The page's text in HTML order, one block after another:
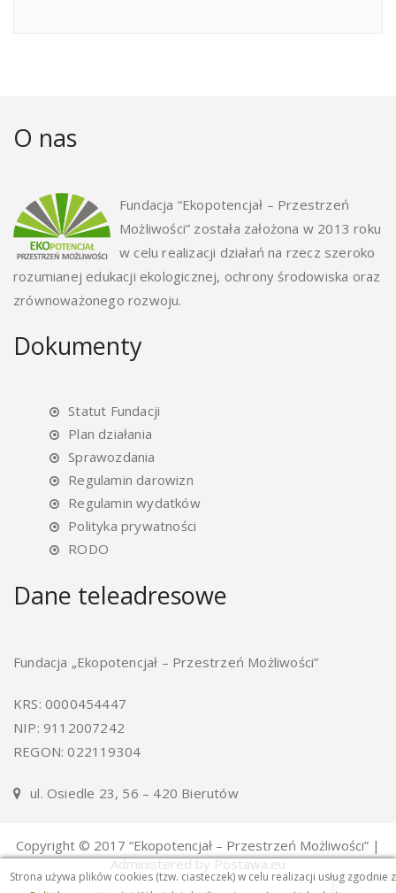
O nas
Fundacja “Ekopotencjał – Przestrzeń
Możliwości” została założona w 2013 roku
w celu realizacji działań na rzecz szeroko
rozumianej edukacji ekologicznej, ochrony środowiska oraz
zrównoważonego rozwoju.
Dokumenty
Statut Fundacji
Plan działania
Sprawozdania
Regulamin darowizn
Regulamin wydatków
Polityka prywatności
RODO
Dane teleadresowe
Fundacja „Ekopotencjał – Przestrzeń Możliwości”
KRS: 0000454447
NIP: 9112007242
REGON: 022119304
ul. Osiedle 23, 56 – 420 Bierutów
Copyright © 2017 “Ekopotencjał – Przestrzeń Możliwości” |
Administered by Postawa.eu
Strona używa plików cookies (tzw. ciasteczek) w celu realizacji usług zgodnie z